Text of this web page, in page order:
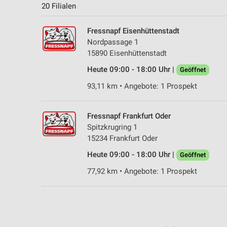
20 Filialen
Fressnapf Eisenhüttenstadt
Nordpassage 1
15890 Eisenhüttenstadt
Heute 09:00 - 18:00 Uhr |
Geöffnet
93,11 km • Angebote: 1 Prospekt
Fressnapf Frankfurt Oder
Spitzkrugring 1
15234 Frankfurt Oder
Heute 09:00 - 18:00 Uhr |
Geöffnet
77,92 km • Angebote: 1 Prospekt